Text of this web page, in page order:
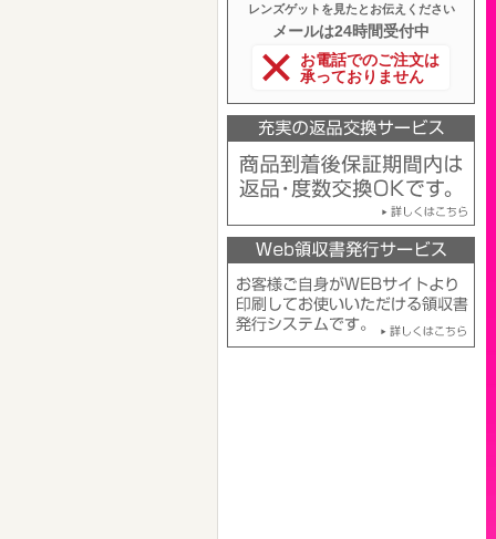
レンズゲットを見たとお伝えください
メールは24時間受付中
お電話でのご注文は
承っておりません